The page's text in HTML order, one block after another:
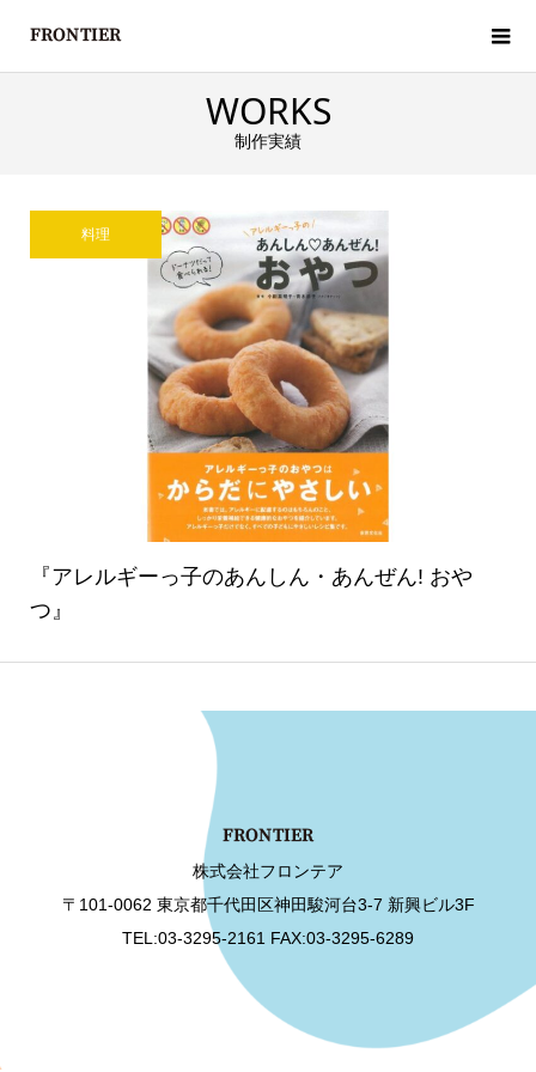
WORKS
制作実績
料理
『アレルギーっ子のあんしん・あんぜん! おや
つ』
株式会社フロンテア
〒101-0062 東京都千代田区神田駿河台3-7 新興ビル3F
TEL:03-3295-2161 FAX:03-3295-6289